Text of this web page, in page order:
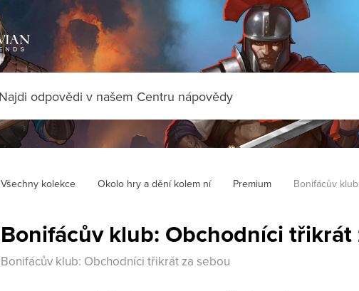
Všechny kolekce Okolo hry a dění kolem ní Premium Bonifácův
Bonifácův klub: Obchodníci třikrát
Bonifácův klub: Obchodníci třikrát za sebou